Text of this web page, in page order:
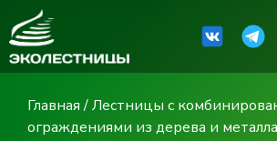
Главная/Лестницы с
ограждениями из дерева и металла